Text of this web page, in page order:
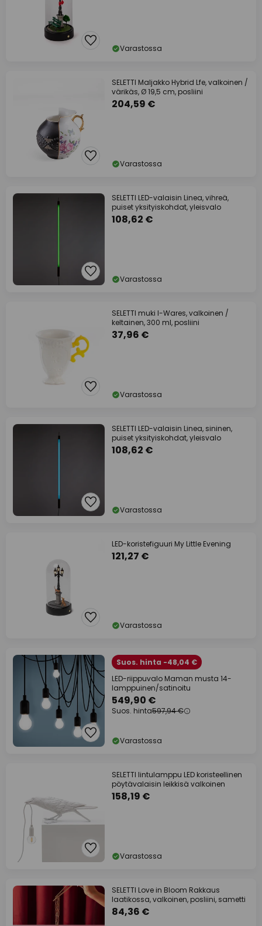
Varastossa
SELETTI Maljakko Hybrid Lfe, valkoinen /
värikäs, Ø 19,5 cm, posliini
204,59 €
Varastossa
SELETTI LED-valaisin Linea, vihreä,
puiset yksityiskohdat, yleisvalo
108,62 €
Varastossa
SELETTI muki I-Wares, valkoinen /
keltainen, 300 ml, posliini
37,96 €
Varastossa
SELETTI LED-valaisin Linea, sininen,
puiset yksityiskohdat, yleisvalo
108,62 €
Varastossa
LED-koristefiguuri My Little Evening
121,27 €
Varastossa
Suos. hinta -48,04 €
LED-riippuvalo Maman musta 14-
lamppuinen/satinoitu
549,90 €
Suos. hinta597,94 €
Varastossa
SELETTI lintulamppu LED koristeellinen
pöytävalaisin leikkisä valkoinen
158,19 €
Varastossa
SELETTI Love in Bloom Rakkaus
laatikossa, valkoinen, posliini, sametti
84,36 €